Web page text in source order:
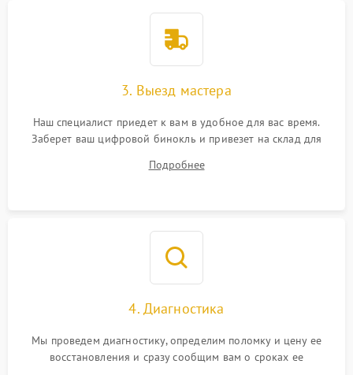
3. Выезд мастера
Наш специалист приедет к вам в удобное для вас время.
Заберет ваш цифровой бинокль и привезет на склад для
Подробнее
4. Диагностика
Мы проведем диагностику, определим поломку и цену ее
восстановления и сразу сообщим вам о сроках ее